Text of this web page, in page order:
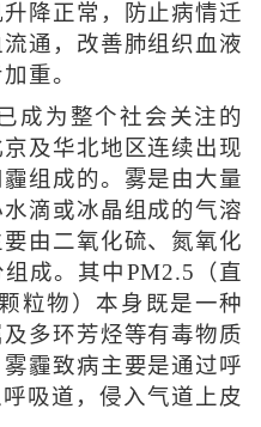
降正常，防止病情迁
通，改善肺组织血液
重。
为整个社会关注的
及华北地区连续出现
组成的。雾是由大量
滴或冰晶组成的气溶
由二氧化硫、氮氧化
成。其中PM2.5（直
粒物）本身既是一种
多环芳烃等有毒物质
霾致病主要是通过呼
吸道，侵入气道上皮